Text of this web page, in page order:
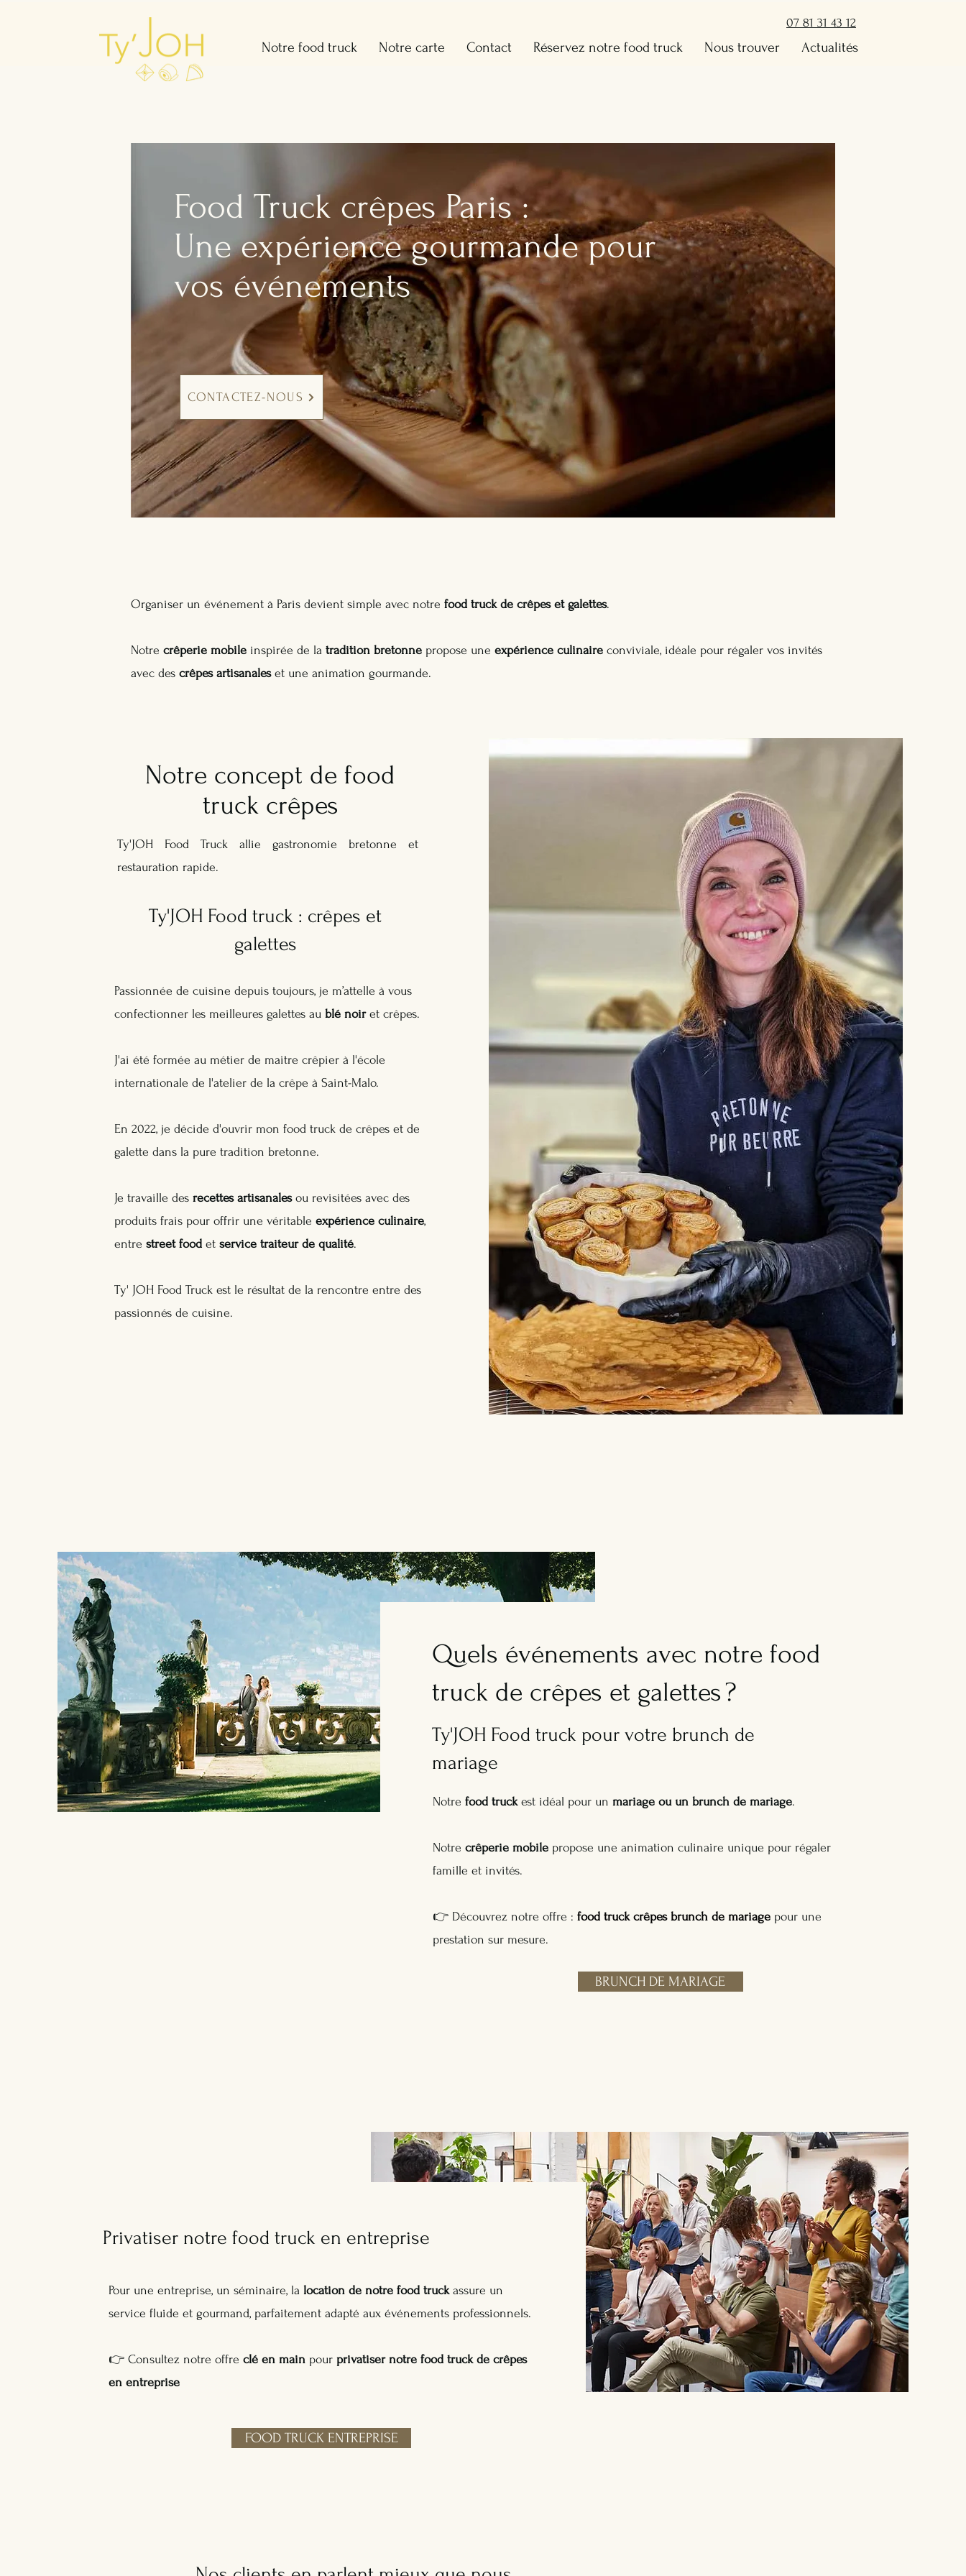
Notre food truck Notre carte Contact Réservez notre food truck Nous trouver Actualités
07 81 31 43 12
Food Truck crêpes Paris :
Une expérience gourmande pour
vos événements
CONTACTEZ-NOUS
Organiser un événement à Paris devient simple avec notre food truck de crêpes et galettes.
Notre crêperie mobile inspirée de la tradition bretonne propose une expérience culinaire conviviale, idéale pour régaler vos invités
avec des crêpes artisanaleset une animation gourmande.
Notre concept de food
truck crêpes
Ty'JOH Food Truck allie gastronomie bretonne et
restauration rapide.
Ty'JOH Food truck : crêpes et
galettes
Passionnée de cuisine depuis toujours, je m’attelle à vous
confectionner les meilleures galettes au blé noiret crêpes.
J'ai été formée au métier de maitre crêpier à l'école
internationale de l'atelier de la crêpe à Saint-Malo.
En 2022, je décide d'ouvrir mon food truck de crêpes et de
galette dans la pure tradition bretonne.
Je travaille des recettes artisanalesou revisitées avec des
produits frais pour offrir une véritable expérience culinaire,
entre street food et service traiteur de qualité.
Ty' JOH Food Truck est le résultat de la rencontre entre des
passionnés de cuisine.
Quels événements avec notre food
truck de crêpes et galettes ?
Ty'JOH Food truck pour votre brunch de
mariage
Notre food truckest idéal pour un mariage ou un brunch de mariage.
Notre crêperie mobilepropose une animation culinaire unique pour régaler
famille et invités.
👉 Découvrez notre offre : food truck crêpes brunch de mariagepour une
prestation sur mesure.
BRUNCH DE MARIAGE
Privatiser notre food truck en entreprise
Pour une entreprise, un séminaire, lalocation de notre food truckassure un
service fluide et gourmand, parfaitement adapté aux événements professionnels.
👉 Consultez notre offreclé en main pourprivatiser notre food truck de crêpes
en entreprise
FOOD TRUCK ENTREPRISE